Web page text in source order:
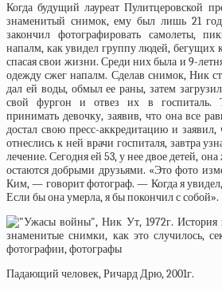
Когда будущий лауреат Пулитцеровской
знаменитый снимок, ему был лишь 21
закончил фотографировать самолеты,
напалм, как увидел группу людей, бегущих
спасая свои жизни. Среди них была и 9-
одежду сжег напалм. Сделав снимок, Ник
дал ей воды, обмыл ее раны, затем
свой фургон и отвез их в госпиталь.
принимать девочку, заявив, что она все
достал свою пресс-аккредитацию и
отнеслись к ней врачи госпиталя, завтра
лечение. Сегодня ей 53, у нее двое детей,
остаются добрыми друзьями. «Это фото
Ким, — говорит фотограф. — Когда я увидел,
Если бы она умерла, я бы покончил с собой».
Падающий человек, Ричард Дрю, 2001г.